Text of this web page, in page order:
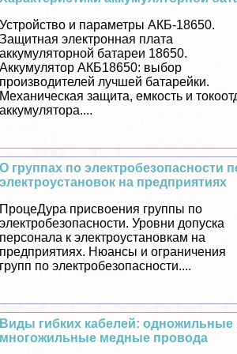
Устройство и параметры АКБ-18650.
Защитная электронная плата
аккумуляторной батареи 18650.
Аккумулятор АКБ18650: выбор
производителей лучшей батарейки.
Механическая защита, емкость и
аккумулятора....
О группах по электробезопасности
электроустановок на предприятиях
ПроцеДypa присвоения группы по
электробезопасности. Уровни допуска
персонала к электроустановкам на
предприятиях. Нюансы и ограничения
групп по электробезопасности....
Виды гибких кабелей: одножильные
многожильные медные провода